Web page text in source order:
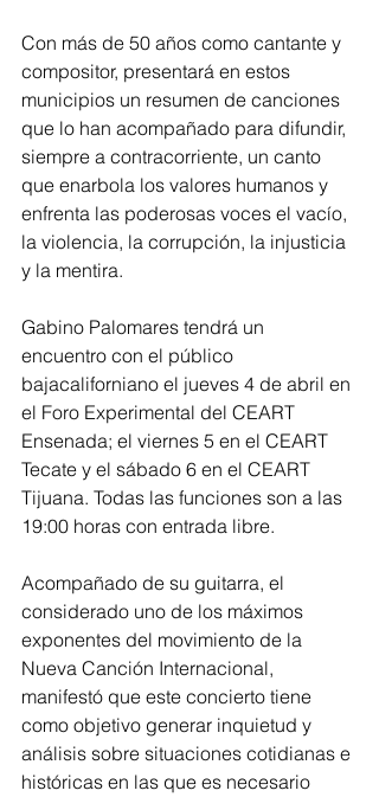
Con más de 50 años como cantante y
compositor, presentará en estos
municipios un resumen de canciones
que lo han acompañado para difundir,
siempre a contracorriente, un canto
que enarbola los valores humanos y
enfrenta las poderosas voces el vacío,
la violencia, la corrupción, la injusticia
y la mentira.
Gabino Palomares tendrá un
encuentro con el público
bajacaliforniano el jueves 4 de abril en
el Foro Experimental del CEART
Ensenada; el viernes 5 en el CEART
Tecate y el sábado 6 en el CEART
Tijuana. Todas las funciones son a las
19:00 horas con entrada libre.
Acompañado de su guitarra, el
considerado uno de los máximos
exponentes del movimiento de la
Nueva Canción Internacional,
manifestó que este concierto tiene
como objetivo generar inquietud y
análisis sobre situaciones cotidianas e
históricas en las que es necesario